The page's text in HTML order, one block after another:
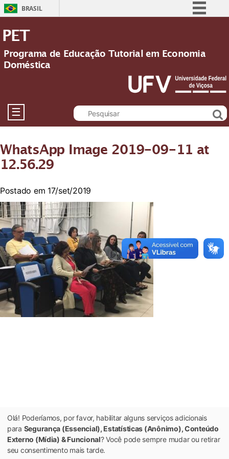
BRASIL
Participe
Acesso à informação
Legislação
Canais
PET
Programa de Educação Tutorial em Economia
Doméstica
☰
WhatsApp Image 2019-09-11 at
12.56.29
Postado em 17/set/2019
Olá! Poderíamos, por favor, habilitar alguns serviços adicionais
para Segurança (Essencial), Estatísticas (Anônimo), Conteúdo
Externo (Mídia) & Funcional? Você pode sempre mudar ou retirar
seu consentimento mais tarde.